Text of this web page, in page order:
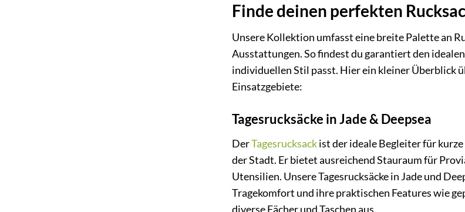
Finde deinen perfekten
Unsere Kollektion umfasst eine breite Palette an
Ausstattungen. So findest du garantiert den
individuellen Stil passt. Hier ein kleiner Überblick
Einsatzgebiete:
Tagesrucksäcke in Jade & Deepsea
DerTagesrucksackist der ideale Begleiter für
der Stadt. Er bietet ausreichend Stauraum für
Utensilien. Unsere Tagesrucksäcke in Jade und
Tragekomfort und ihre praktischen Features wie
diverse Fächer und Taschen aus.